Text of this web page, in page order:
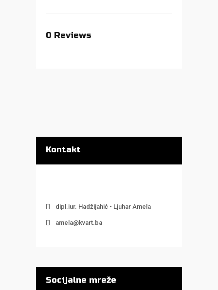
0 Reviews
Kontakt
dipl.iur. Hadžijahić - Ljuhar Amela
amela@kvart.ba
Socijalne mreže